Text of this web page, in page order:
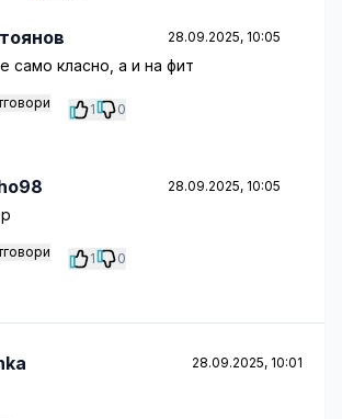
28.09.2025, 10:05
само класно, а и на фит
1 0
28.09.2025, 10:05
1 0
28.09.2025, 10:01